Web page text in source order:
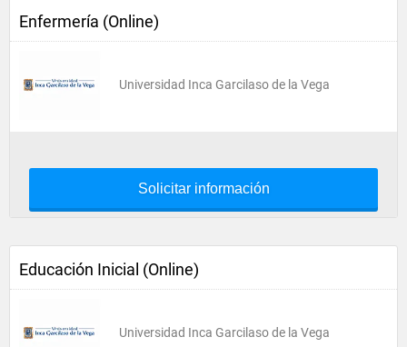
Enfermería (Online)
Universidad Inca Garcilaso de la Vega
Solicitar información
Educación Inicial (Online)
Universidad Inca Garcilaso de la Vega